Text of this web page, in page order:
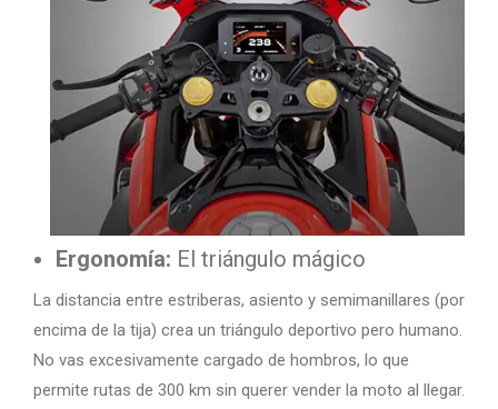
Ergonomía: El triángulo mágico
La distancia entre estriberas, asiento y semimanillares (por
encima de la tija) crea un triángulo deportivo pero humano.
No vas excesivamente cargado de hombros, lo que
permite rutas de 300 km sin querer vender la moto al llegar.